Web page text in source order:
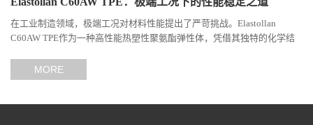
在工业制造领域，极端工况对材料性能提出了严苛挑战。Elastollan
C60AW TPE作为一种高性能热塑性聚氨酯弹性体，凭借其独特的化学结
MORE